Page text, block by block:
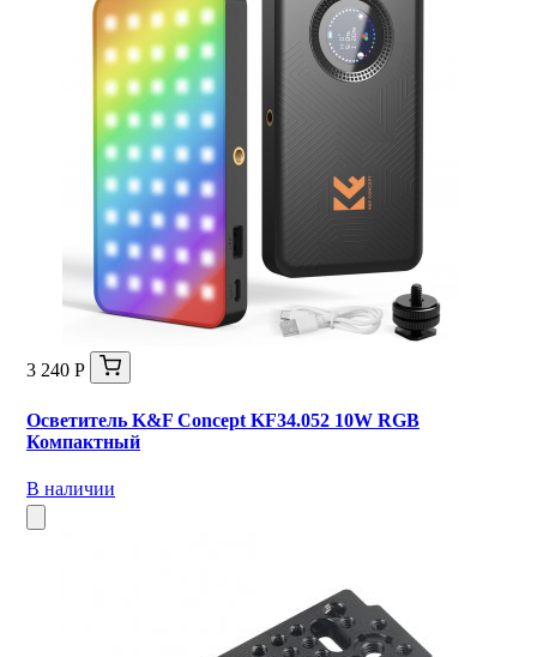
3 240 Р
Осветитель K&F Concept KF34.052 10W RGB
Компактный
В наличии